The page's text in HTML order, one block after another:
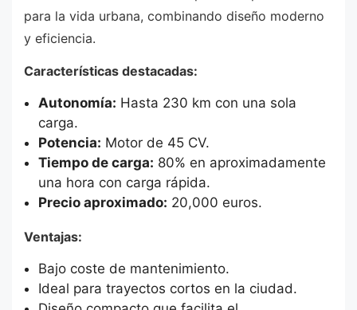
para la vida urbana, combinando diseño moderno
y eficiencia.
Características destacadas:
Autonomía: Hasta 230 km con una sola
carga.
Potencia: Motor de 45 CV.
Tiempo de carga: 80% en aproximadamente
una hora con carga rápida.
Precio aproximado: 20,000 euros.
Ventajas:
Bajo coste de mantenimiento.
Ideal para trayectos cortos en la ciudad.